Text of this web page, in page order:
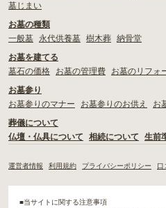
墓じまい
お墓の種類
一般墓
永代供養墓 樹木葬 納骨堂
お墓を建てる
墓石の価格
お墓の管理費
お墓のリフォ
お墓参り
お墓参りのマナー
お墓参りのお供え お
葬儀について
仏壇・仏具について
相続について 生前
運営者情報 利用規約 プライバシーポリシー
■当サイトに関する注意事項